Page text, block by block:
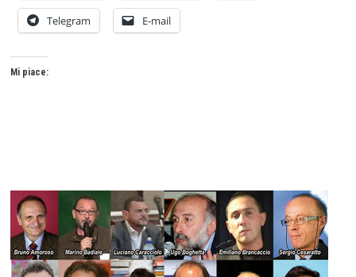
Telegram E-mail
Mi piace: